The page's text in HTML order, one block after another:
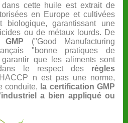
cette huile est extrait de
en Europe et cultivées
biologique, garantissant une
ou de métaux lourds. De
GMP ("Good Manufacturing
"bonne pratiques de
que les aliments sont
le respect des règles
n est pas une norme,
conduite, la certification GMP
a bien appliqué ou